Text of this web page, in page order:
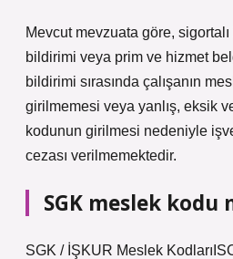
Mevcut mevzuata göre,
bildirimi veya prim ve hizmet
bildirimi sırasında çalışanın
girilmemesi veya yanlış, eksik
kodunun girilmesi nedeniyle
cezası verilmemektedir.
SGK meslek kodu
SGK / İŞKUR Meslek